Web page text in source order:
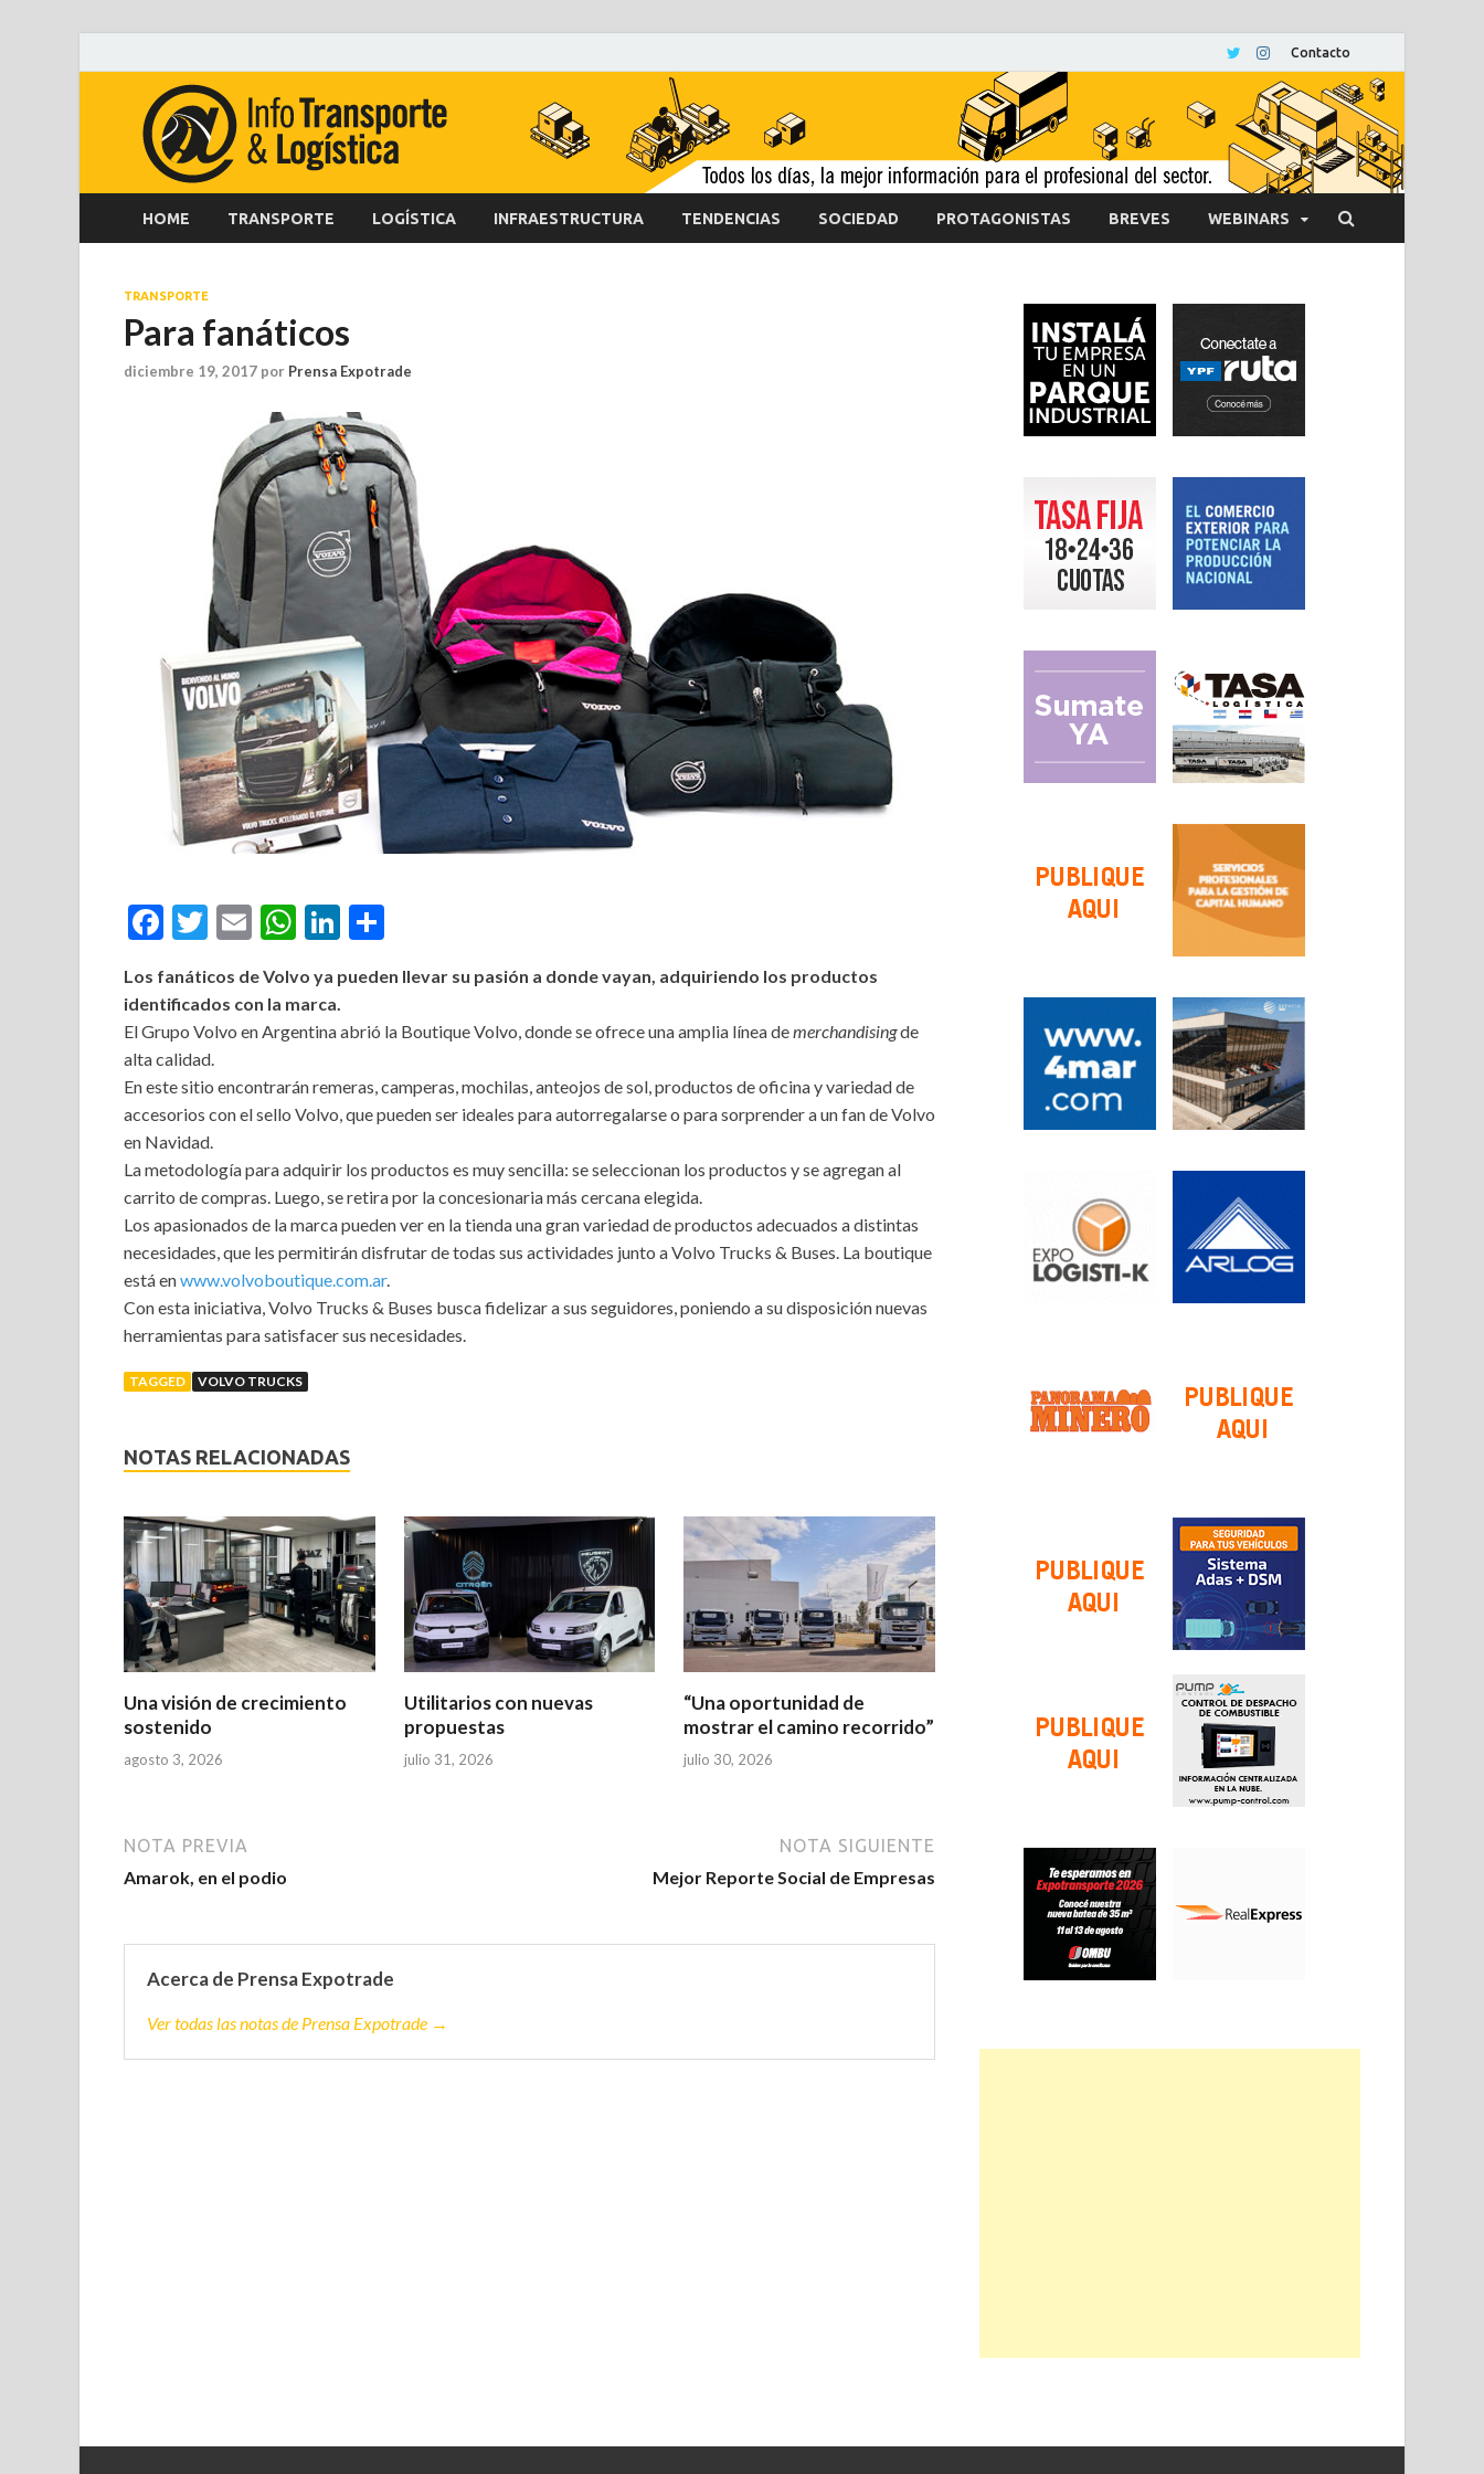
Contacto
HOME TRANSPORTE LOGÍSTICA INFRAESTRUCTURA TENDENCIAS SOCIEDAD PROTAGONISTAS BREVES WEBINARS
TRANSPORTE
Para fanáticos
diciembre 19, 2017 por Prensa Expotrade
Facebook
Twitter
EmailWhatsApp
LinkedIn
Los fanáticos de Volvo ya pueden llevar su pasión a donde vayan, adquiriendo los productos
identificados con la marca.
El Grupo Volvo en Argentina abrió la Boutique Volvo, donde se ofrece una amplia línea demerchandisingde
alta calidad.
En este sitio encontrarán remeras, camperas, mochilas, anteojos de sol, productos de oficina y variedad de
accesorios con el sello Volvo, que pueden ser ideales para autorregalarse o para sorprender a un fan de Volvo
en Navidad.
La metodología para adquirir los productos es muy sencilla: se seleccionan los productos y se agregan al
carrito de compras. Luego, se retira por la concesionaria más cercana elegida.
Los apasionados de la marca pueden ver en la tienda una gran variedad de productos adecuados a distintas
necesidades, que les permitirán disfrutar de todas sus actividades junto a Volvo Trucks & Buses. La boutique
está enwww.volvoboutique.com.ar.
Con esta iniciativa, Volvo Trucks & Buses busca fidelizar a sus seguidores, poniendo a su disposición nuevas
herramientas para satisfacer sus necesidades.
TAGGED VOLVO TRUCKS
NOTAS RELACIONADAS
Una visión de crecimiento
sostenido
agosto 3, 2026
Utilitarios con nuevas
propuestas
julio 31, 2026
“Una oportunidad de
mostrar el camino recorrido”
julio 30, 2026
NOTA PREVIA
Amarok, en el podio
NOTA SIGUIENTE
Mejor Reporte Social de Empresas
Acerca de Prensa Expotrade
Ver todas las notas de Prensa Expotrade →